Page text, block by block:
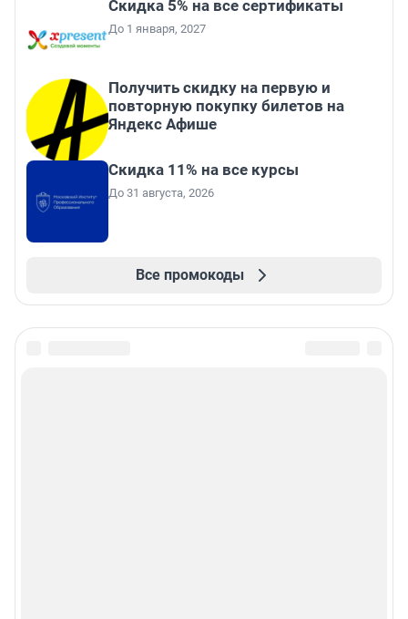
Скидка 5% на все сертификаты
До 1 января, 2027
Получить скидку на первую и
повторную покупку билетов на
Яндекс Афише
Скидка 11% на все курсы
До 31 августа, 2026
Все промокоды